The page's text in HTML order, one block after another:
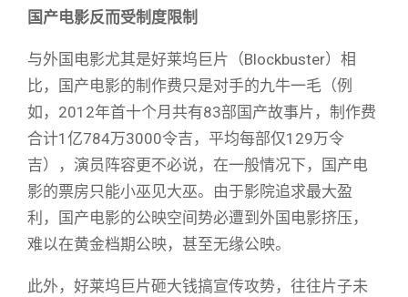
国产电影反而受制度限制
与外国电影尤其是好莱坞巨片（Blockbuster）相
比，国产电影的制作费只是对手的九牛一毛（例
如，2012年首十个月共有83部国产故事片，制作费
合计1亿784万3000令吉，平均每部仅129万令
吉），演员阵容更不必说，在一般情况下，国产电
影的票房只能小巫见大巫。由于影院追求最大盈
利，国产电影的公映空间势必遭到外国电影挤压，
难以在黄金档期公映，甚至无缘公映。
此外，好莱坞巨片砸大钱搞宣传攻势，往往片子未